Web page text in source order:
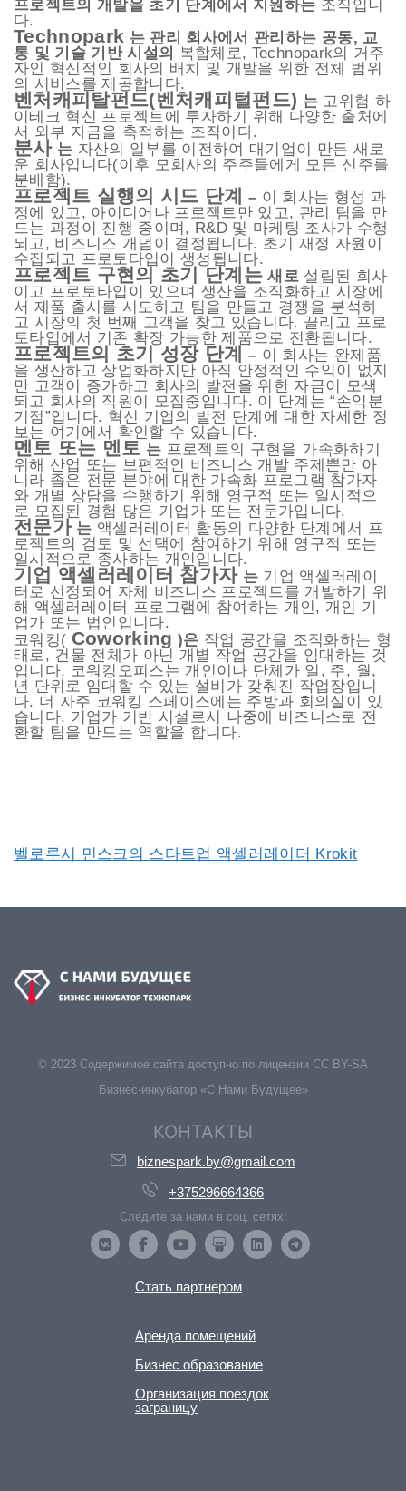
프로젝트의 개발을 초기 단계에서 지원하는 조직입니
다.
Technopark 는 관리 회사에서 관리하는 공동, 교
통 및 기술 기반 시설의 복합체로, Technopark의 거주
자인 혁신적인 회사의 배치 및 개발을 위한 전체 범위
의 서비스를 제공합니다.
벤처캐피탈펀드(벤처캐피털펀드) 는 고위험 하
이테크 혁신 프로젝트에 투자하기 위해 다양한 출처에
서 외부 자금을 축적하는 조직이다.
분사 는 자산의 일부를 이전하여 대기업이 만든 새로
운 회사입니다(이후 모회사의 주주들에게 모든 신주를
분배함).
프로젝트 실행의 시드 단계 – 이 회사는 형성 과
정에 있고, 아이디어나 프로젝트만 있고, 관리 팀을 만
드는 과정이 진행 중이며, R&D 및 마케팅 조사가 수행
되고, 비즈니스 개념이 결정됩니다. 초기 재정 자원이
수집되고 프로토타입이 생성됩니다.
프로젝트 구현의 초기 단계는 새로 설립된 회사
이고 프로토타입이 있으며 생산을 조직화하고 시장에
서 제품 출시를 시도하고 팀을 만들고 경쟁을 분석하
고 시장의 첫 번째 고객을 찾고 있습니다. 끌리고 프로
토타입에서 기존 확장 가능한 제품으로 전환됩니다.
프로젝트의 초기 성장 단계 – 이 회사는 완제품
을 생산하고 상업화하지만 아직 안정적인 수익이 없지
만 고객이 증가하고 회사의 발전을 위한 자금이 모색
되고 회사의 직원이 모집중입니다. 이 단계는 “손익분
기점”입니다. 혁신 기업의 발전 단계에 대한 자세한 정
보는 여기에서 확인할 수 있습니다.
멘토 또는 멘토 는 프로젝트의 구현을 가속화하기
위해 산업 또는 보편적인 비즈니스 개발 주제뿐만 아
니라 좁은 전문 분야에 대한 가속화 프로그램 참가자
와 개별 상담을 수행하기 위해 영구적 또는 일시적으
로 모집된 경험 많은 기업가 또는 전문가입니다.
전문가 는 액셀러레이터 활동의 다양한 단계에서 프
로젝트의 검토 및 선택에 참여하기 위해 영구적 또는
일시적으로 종사하는 개인입니다.
기업 액셀러레이터 참가자 는 기업 액셀러레이
터로 선정되어 자체 비즈니스 프로젝트를 개발하기 위
해 액셀러레이터 프로그램에 참여하는 개인, 개인 기
업가 또는 법인입니다.
코워킹( Coworking )은 작업 공간을 조직화하는 형
태로, 건물 전체가 아닌 개별 작업 공간을 임대하는 것
입니다. 코워킹오피스는 개인이나 단체가 일, 주, 월,
년 단위로 임대할 수 있는 설비가 갖춰진 작업장입니
다. 더 자주 코워킹 스페이스에는 주방과 회의실이 있
습니다. 기업가 기반 시설로서 나중에 비즈니스로 전
환할 팀을 만드는 역할을 합니다.
벨로루시 민스크의 스타트업 액셀러레이터 Krokit
© 2023 Содержимое сайта доступно по лицензии CC BY-SA
Бизнес-инкубатор «С Нами Будущее»
КОНТАКТЫ
biznespark.by@gmail.com
+375296664366
Следите за нами в соц. сетях:
Стать партнером
Аренда помещений
Бизнес образование
Организация поездок
заграницу